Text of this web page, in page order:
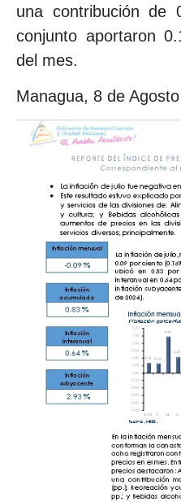
una contribución de
conjunto aportaron
del mes.
Managua, 8 de